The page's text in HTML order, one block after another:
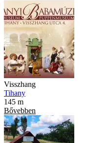
Visszhang
Tihany
145 m
Bővebben